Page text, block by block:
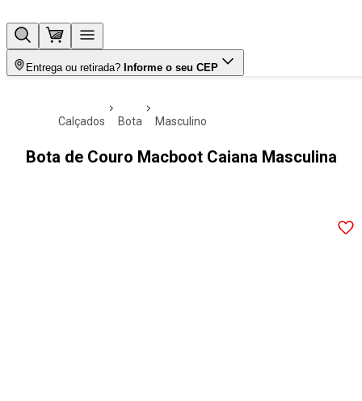
Entrega ou retirada? Informe o seu CEP
calçados bota masculino
Bota de Couro Macboot Caiana Masculina